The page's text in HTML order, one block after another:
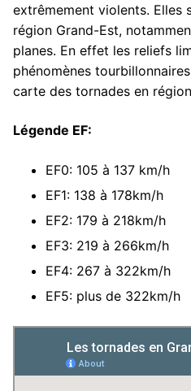
extrêmement violents. Elles
région Grand-Est,
planes. En effet les reliefs
phénomènes
carte des tornades en
Légende EF:
EF0: 105 à 137 km/h
EF1: 138 à 178km/h
EF2: 179 à 218km/h
EF3: 219 à 266km/h
EF4: 267 à 322km/h
EF5: plus de 322km/h